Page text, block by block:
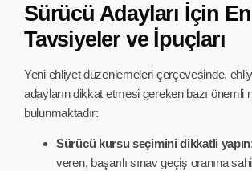
Sürücü Adayları İçin
Tavsiyeler ve İpuçları
Yeni ehliyet düzenlemeleri çerçevesinde,
adayların dikkat etmesi gereken bazı önemli
bulunmaktadır:
Sürücü kursu seçimini dikkatli
veren, başarılı sınav geçiş oranına